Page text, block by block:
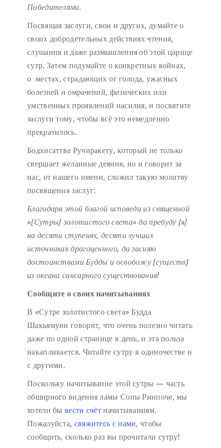
Победителями.
Посвящая заслуги, свои и других, думайте о
своих добродетельных действиях чтения,
слушания и даже размышления об этой царице
сутр. Затем подумайте о конкретных войнах,
о местах, страдающих от голода, ужасных
болезней и омрачений, физических или
умственных проявлений насилия, и посвятите
заслуги тому, чтобы всё это немедленно
прекратилось.
Бодхисаттва Ручиракету, который не только
свершает желанные деяния, но и говорит за
нас, от нашего имени, сложил такую молитву
посвящения заслуг:
Благодаря этой благой исповедииз священной
«[Сутры] золотистого света» да пребуду [я]
на десяти ступенях, десяти лучших
источниках драгоценного, да засияю
достоинствами Будды и освобожу [существ]
из океана сансарного существования!
Сообщите о своих начитываниях
В «Сутре золотистого света» Будда
Шакьямуни говорит, что очень полезно читать
даже по одной странице в день, и эта польза
накапливается. Читайте сутру в одиночестве и
с другими.
Поскольку начитывание этой сутры — часть
обширного видения ламы Сопы Ринпоче, мы
хотели бы вести счётначитываниям.
Пожалуйста, свяжитесь с нами, чтобы
сообщить, сколько раз вы прочитали сутру!